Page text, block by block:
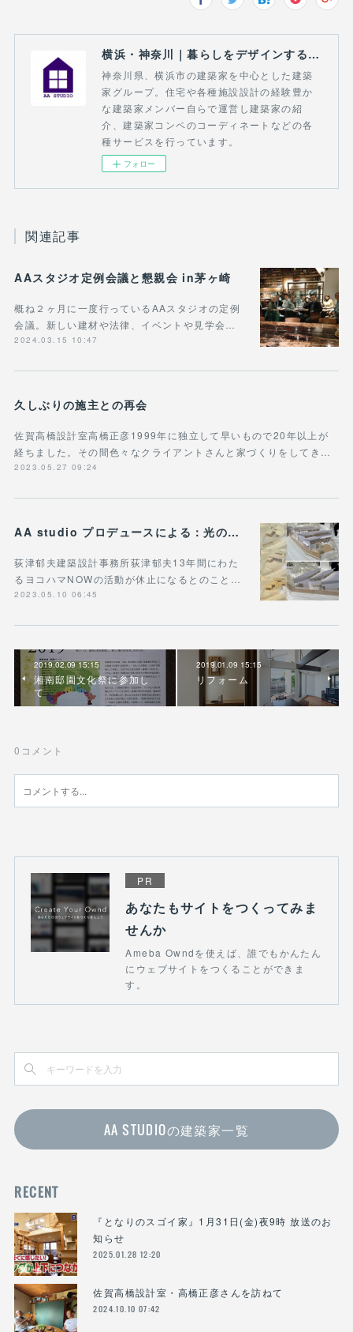
横浜・神奈川｜暮らしをデザインする建築家｜AA STUDIO
神奈川県、横浜市の建築家を中心とした建築
家グループ。住宅や各種施設設計の経験豊か
な建築家メンバー自らで運営し建築家の紹
介、建築家コンペのコーディネートなどの各
種サービスを行っています。
フォロー
関連記事
AAスタジオ定例会議と懇親会 in茅ヶ崎
概ね２ヶ月に一度行っているAAスタジオの定例
会議。新しい建材や法律、イベントや見学会…
2024.03.15 10:47
久しぶりの施主との再会
佐賀高橋設計室高橋正彦1999年に独立して早いもので20年以上が
経ちました。その間色々なクライアントさんと家づくりをしてき…
2023.05.27 09:24
AA studio プロデュースによる：光のいきわたる平屋/峰岡町の住宅
荻津郁夫建築設計事務所荻津郁夫13年間にわた
るヨコハマNOWの活動が休止になるとのこと…
2023.05.10 06:45
2019.02.09 15:15
湘南邸園文化祭に参加し
て
2019.01.09 15:15
リフォーム
0 コメント
PR
あなたもサイトをつくってみま
せんか
Ameba Owndを使えば、誰でもかんたん
にウェブサイトをつくることができま
す。
AA STUDIOの建築家一覧
RECENT
『となりのスゴイ家』1月31日(金)夜9時 放送のお
知らせ
2025.01.28 12:20
佐賀高橋設計室・高橋正彦さんを訪ねて
2024.10.10 07:42